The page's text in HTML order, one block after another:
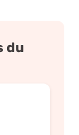
du